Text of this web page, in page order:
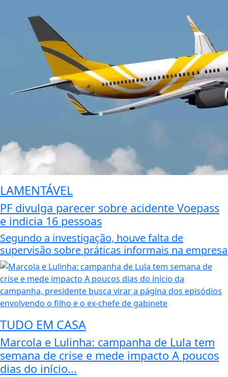
LAMENTÁVEL
PF divulga parecer sobre acidente Voepass
e indicia 16 pessoas
Segundo a investigação, houve falta de
supervisão sobre práticas informais na empresa
TUDO EM CASA
Marcola e Lulinha: campanha de Lula tem
semana de crise e mede impacto A poucos
dias do início...